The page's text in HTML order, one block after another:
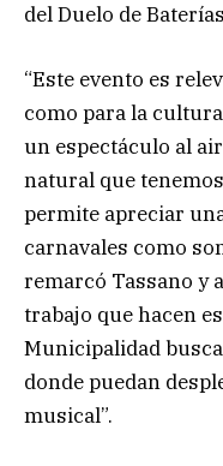
del Duelo de
“Este evento es
como para la
un espectáculo al
natural que
permite apreciar
carnavales como
remarcó Tassano y
trabajo que hacen
Municipalidad
donde puedan
musical”.